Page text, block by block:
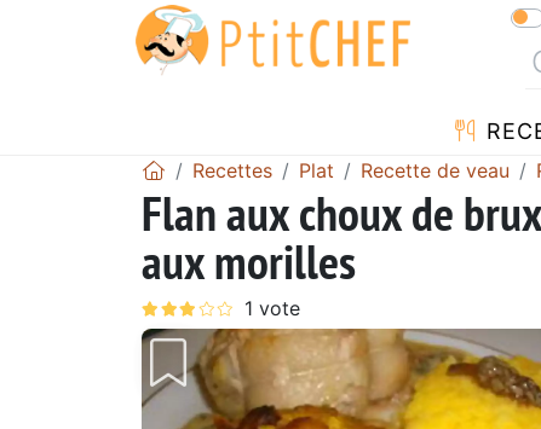
Recettes Plat Recette de veau
Flan aux choux de
aux morilles